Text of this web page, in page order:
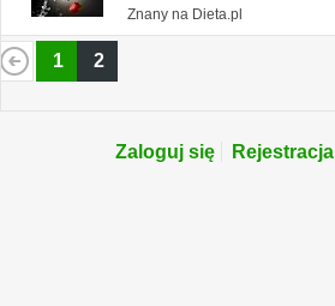
Znany na Dieta.pl
1 2
Zaloguj się Rejestracja